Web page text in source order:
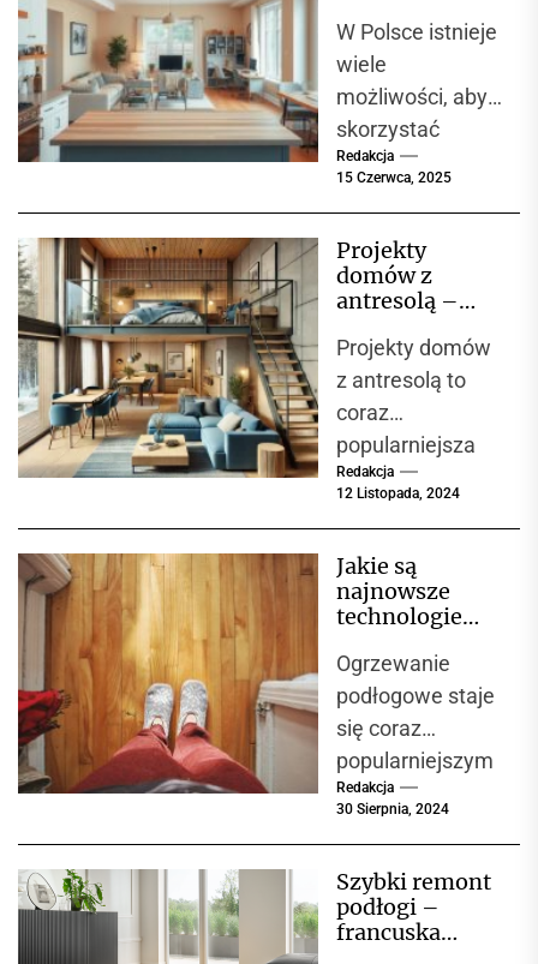
Choć często
niedoceniana,...
warto znać
W Polsce istnieje
wiele
możliwości, aby
skorzystać
z dofinansowani
remontu.
Omówimy
amy rządowe,
które
oferują wsparcie
finansowe.
Kluczowe jest
dostępnych...
Redakcja
15 Czerwca, 2025
Projekty
domów z
antresolą –
funkcjonalne
wnętrza
Projekty domów
z antresolą to
coraz
popularniejsza
opcja wśród
inwestorów,
nietuzinkowym i
funkcjonalnym
domy łączą...
Redakcja
12 Listopada, 2024
Jakie są
najnowsze
technologie
ogrzewania
podłogowego?
Ogrzewanie
podłogowe staje
się coraz
popularniejszym
wyborem
zarówno w
budynkach, jak i
przy
Redakcja
30 Sierpnia, 2024
Szybki remont
podłogi –
francuska